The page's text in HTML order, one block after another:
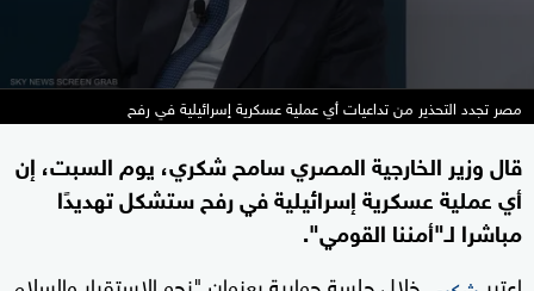
مصر تجدد التحذير من تداعيات أي عملية عسكرية إسرائيلية في رفح
قال وزير الخارجية المصري سامح شكري، يوم السبت، إن
أي عملية عسكرية إسرائيلية في رفح ستشكل تهديدًا
مباشرا لـ"أمننا القومي".
اعتبر
خلال جلسة حوارية بعنوان "نحو الاستقرار والسلام